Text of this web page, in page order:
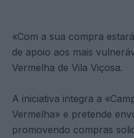
«Com a sua compra
de apoio aos mais
Vermelha de Vila Viçosa.
A iniciativa integra a
Vermelha» e pretende
promovendo compras